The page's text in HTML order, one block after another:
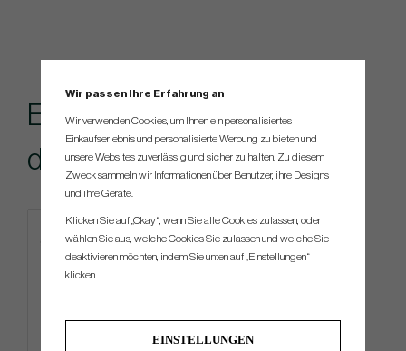
Empfohlenes Zubehör für
dieses Produkt
Wir passen Ihre Erfahrung an
Wir verwenden Cookies, um Ihnen ein personalisiertes
Einkaufserlebnis und personalisierte Werbung zu bieten und
unsere Websites zuverlässig und sicher zu halten. Zu diesem
Zweck sammeln wir Informationen über Benutzer, ihre Designs
und ihre Geräte.
Klicken Sie auf „Okay“, wenn Sie alle Cookies zulassen, oder
wählen Sie aus, welche Cookies Sie zulassen und welche Sie
deaktivieren möchten, indem Sie unten auf „Einstellungen“
klicken.
EINSTELLUNGEN